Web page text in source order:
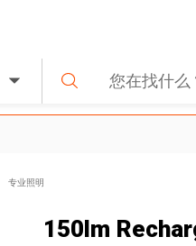
专业照明
150lm